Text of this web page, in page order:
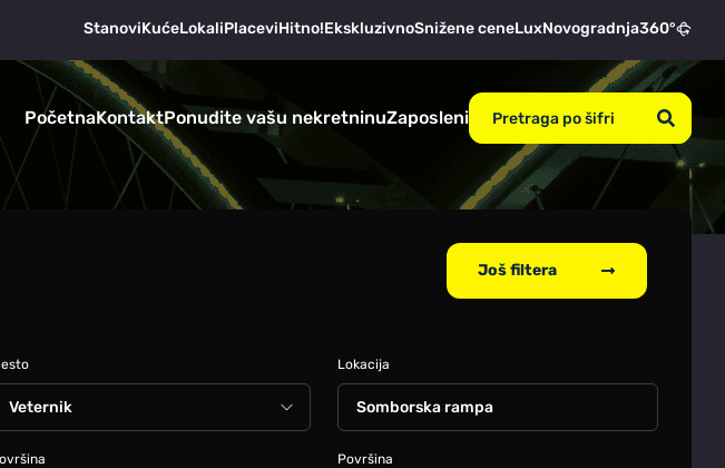
StanoviKućeLokaliPlaceviHitno!EkskluzivnoSnižene ceneLuxNovogradnja360°
PočetnaKontaktPonudite vašu nekretninuZaposleni
Još filtera
Lokacija
Somborska rampa
Površina